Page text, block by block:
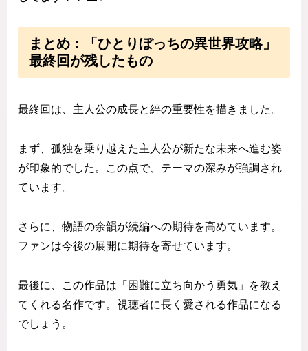
まとめ：「ひとりぼっちの異世界攻略」
最終回が残したもの
最終回は、主人公の成長と絆の重要性を描きました。
まず、孤独を乗り越えた主人公が新たな未来へ進む姿
が印象的でした。この点で、テーマの深みが強調され
ています。
さらに、物語の余韻が続編への期待を高めています。
ファンは今後の展開に期待を寄せています。
最後に、この作品は「困難に立ち向かう勇気」を教え
てくれる名作です。視聴者に長く愛される作品になる
でしょう。